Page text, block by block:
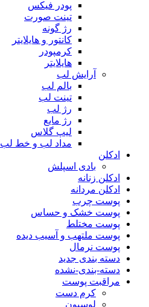
پودر فیکس
تینت صورت
رژ گونه
کانتور و هایلایتر
کرمپودر
هایلایتر
آرایش لب
بالم لب
تینت لب
رژ لب
رژ مایع
لیپ گلاس
مداد لب و خط لب
ادکلن
بادی اسپلش
ادکلن زنانه
ادکلن مردانه
پوست چرب
پوست خشک و حساس
پوست مختلط
پوست ملتهب و آسیب دیده
پوست نرمال
دسته بندی جدید
دسته-بندی-نشده
مراقبت پوست
کرم دست
لوسیون